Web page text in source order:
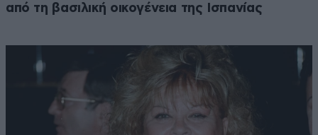
από τη βασιλική οικογένεια της Ισπανίας